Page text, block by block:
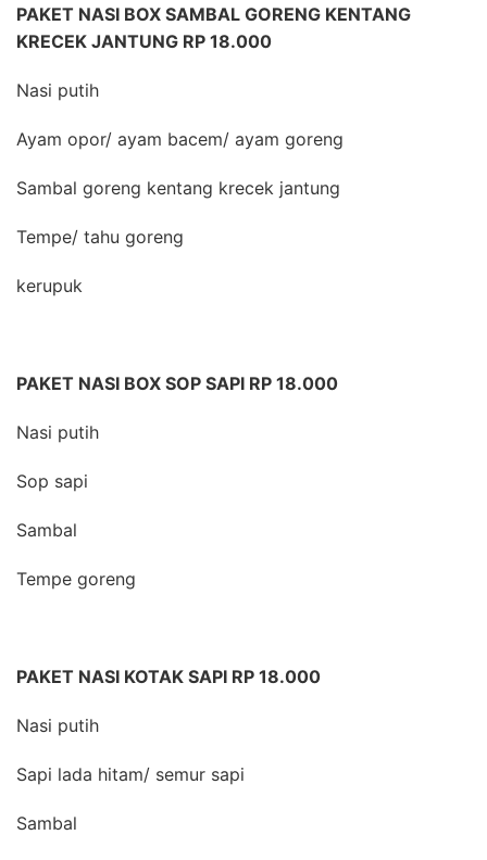
PAKET NASI BOX SAMBAL GORENG KENTANG
KRECEK JANTUNG RP 18.000
Nasi putih
Ayam opor/ ayam bacem/ ayam goreng
Sambal goreng kentang krecek jantung
Tempe/ tahu goreng
kerupuk
PAKET NASI BOX SOP SAPI RP 18.000
Nasi putih
Sop sapi
Sambal
Tempe goreng
PAKET NASI KOTAK SAPI RP 18.000
Nasi putih
Sapi lada hitam/ semur sapi
Sambal